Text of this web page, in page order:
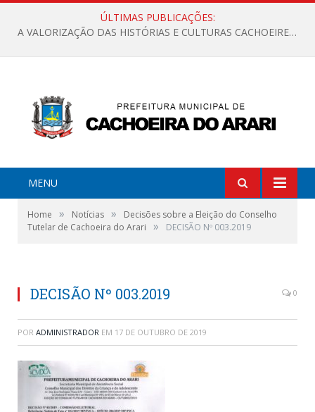
ÚLTIMAS PUBLICAÇÕES:
A VALORIZAÇÃO DAS HISTÓRIAS E CULTURAS CACHOEIRENSES
MENU
Home » Notícias »
Decisões sobre a Eleição do Conselho
Tutelar de Cachoeira do Arari
» DECISÃO Nº 003.2019
DECISÃO Nº 003.2019 0
POR ADMINISTRADOR EM 17 DE OUTUBRO DE 2019